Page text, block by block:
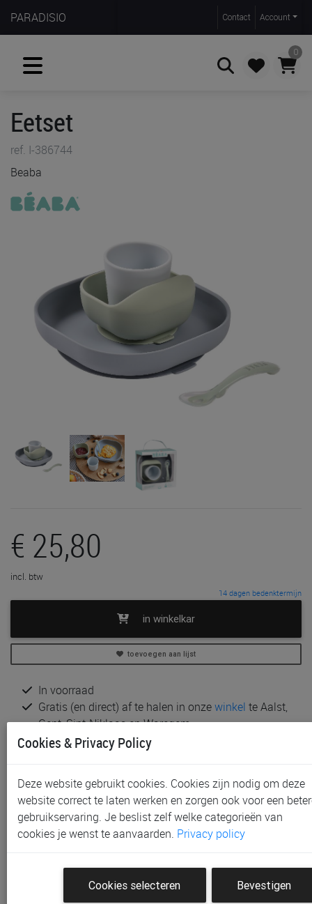
PARADISIO Contact Account
0
Eetset
ref. I-386744
Beaba
€ 25,80
incl. btw
14 dagen bedenktermijn
in winkelkar
toevoegen aan lijst
In voorraad
Gratis (en direct) af te halen in onzewinkel te Aalst,
Gent, Sint-Niklaas en Waregem
Gratis verzending vanaf € 80 *
Productinformatie & specificaties
Voorraad bij Paradisio
Klantenbeoordelingen
Meld je aan met je Paradisio account om een beoordeling
Cookies & Privacy Policy
Deze website gebruikt cookies. Cookies zijn nodig om deze
website correct te laten werken en zorgen ook voor een
gebruikservaring. Je beslist zelf welke categorieën van
cookies je wenst te aanvaarden. Privacy policy
Cookies selecteren Bevestigen